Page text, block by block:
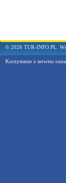
© 2026 TUR-INFO.PL.
Korzystanie z serwisu